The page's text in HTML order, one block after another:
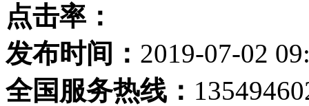
点击率：
发布时间： 2019-07-02
全国服务热线：